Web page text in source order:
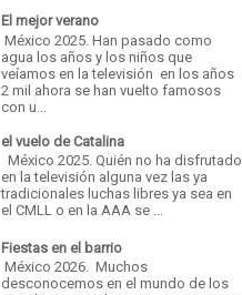
El mejor verano
México 2025. Han pasado como
agua los años y los niños que
veíamos en la televisión en los años
2 mil ahora se han vuelto famosos
con u...
el vuelo de Catalina
México 2025. Quién no ha disfrutado
en la televisión alguna vez las ya
tradicionales luchas libres ya sea en
el CMLL o en la AAA se ...
Fiestas en el barrio
México 2026. Muchos
desconocemos en el mundo de los